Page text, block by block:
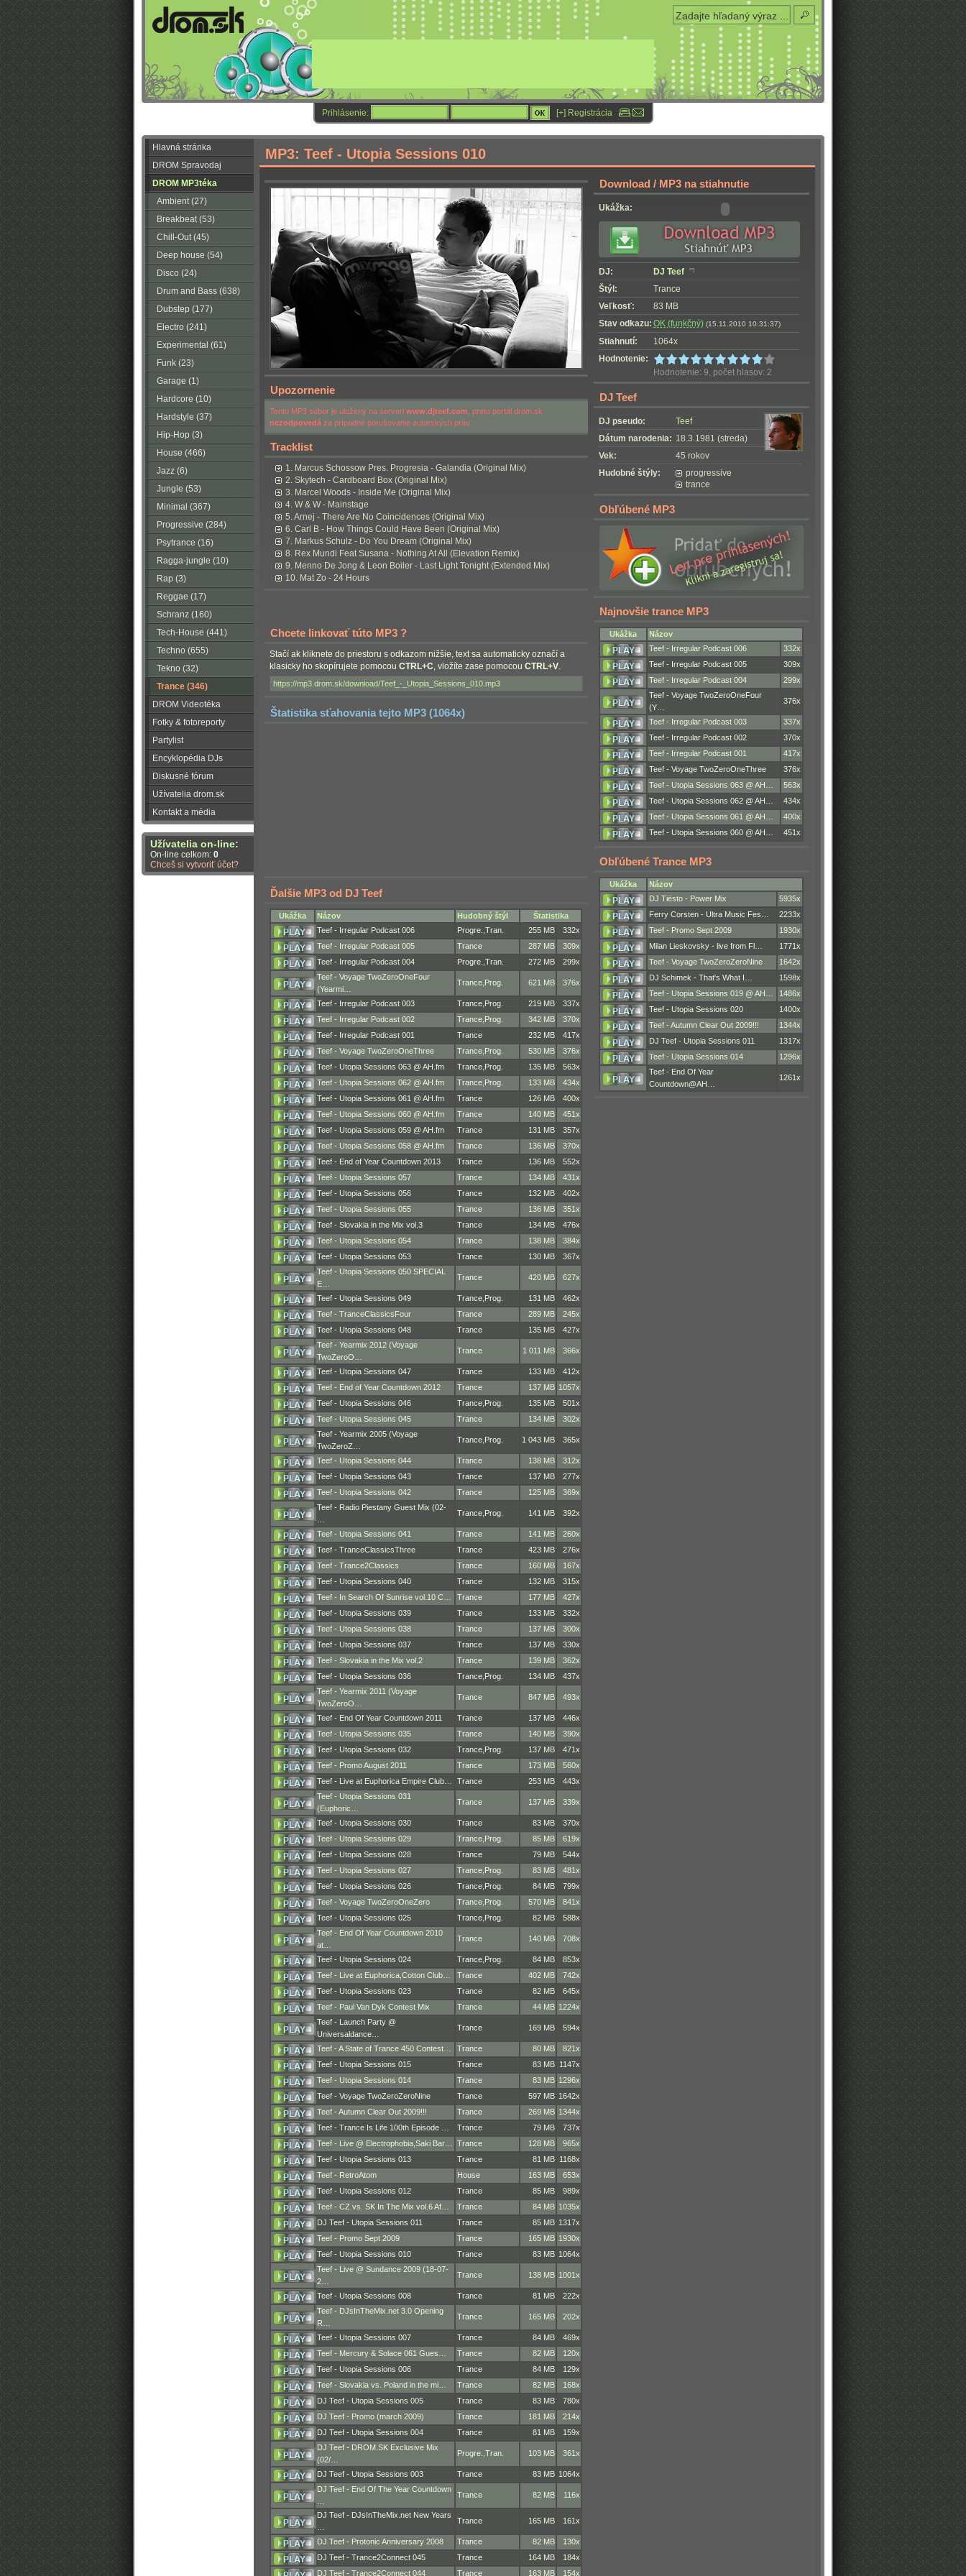
Prihlásenie: [+] Registrácia
Hlavná stránka
DROM Spravodaj
DROM MP3téka
Ambient (27)
Breakbeat (53)
Chill-Out (45)
Deep house (54)
Disco (24)
Drum and Bass (638)
Dubstep (177)
Electro (241)
Experimental (61)
Funk (23)
Garage (1)
Hardcore (10)
Hardstyle (37)
Hip-Hop (3)
House (466)
Jazz (6)
Jungle (53)
Minimal (367)
Progressive (284)
Psytrance (16)
Ragga-jungle (10)
Rap (3)
Reggae (17)
Schranz (160)
Tech-House (441)
Techno (655)
Tekno (32)
Trance (346)
DROM Videotéka
Fotky & fotoreporty
Partylist
Encyklopédia DJs
Diskusné fórum
Užívatelia drom.sk
Kontakt a média
Užívatelia on-line:
On-line celkom: 0
Chceš si vytvoriť účet?
MP3: Teef - Utopia Sessions 010
Upozornenie
Tento MP3 súbor je uložený na serveri www.djteef.com , preto portál drom.sk
nezodpovedá za prípadné porušovanie autorských práv.
Tracklist
1. Marcus Schossow Pres. Progresia - Galandia (Original Mix)
2. Skytech - Cardboard Box (Original Mix)
3. Marcel Woods - Inside Me (Original Mix)
4. W & W - Mainstage
5. Arnej - There Are No Coincidences (Original Mix)
6. Carl B - How Things Could Have Been (Original Mix)
7. Markus Schulz - Do You Dream (Original Mix)
8. Rex Mundi Feat Susana - Nothing At All (Elevation Remix)
9. Menno De Jong & Leon Boiler - Last Light Tonight (Extended Mix)
10. Mat Zo - 24 Hours
Chcete linkovať túto MP3 ?
Stačí ak kliknete do priestoru s odkazom nižšie, text sa automaticky označí a
klasicky ho skopírujete pomocou CTRL+C, vložíte zase pomocou CTRL+V.
Štatistika sťahovania tejto MP3 (1064x)
Ďalšie MP3 od DJ Teef
Ukážka Názov Hudobný štýl
Štatistika
Teef - Irregular Podcast 006
Progre. Tran. 255 MB
332x
Teef - Irregular Podcast 005
Trance 287 MB
309x
Teef - Irregular Podcast 004
Progre. Tran. 272 MB
299x
Teef - Voyage TwoZeroOneFour
(Yearmi…
Trance Prog. 621 MB 376x
Teef - Irregular Podcast 003 Trance Prog. 219 MB
337x
Teef - Irregular Podcast 002
Trance Prog. 342 MB
370x
Teef - Irregular Podcast 001
Trance 232 MB
417x
Teef - Voyage TwoZeroOneThree
Trance Prog. 530 MB
376x
Teef - Utopia Sessions 063 @ AH.fm
Trance Prog. 135 MB
563x
Teef - Utopia Sessions 062 @ AH.fm
Trance Prog. 133 MB
434x
Teef - Utopia Sessions 061 @ AH.fm
Trance 126 MB
400x
Teef - Utopia Sessions 060 @ AH.fm
Trance 140 MB
451x
Teef - Utopia Sessions 059 @ AH.fm
Trance 131 MB
357x
Teef - Utopia Sessions 058 @ AH.fm
Trance 136 MB
370x
Teef - End of Year Countdown 2013
Trance 136 MB
552x
Teef - Utopia Sessions 057
Trance 134 MB
431x
Teef - Utopia Sessions 056
Trance 132 MB
402x
Teef - Utopia Sessions 055
Trance 136 MB
351x
Teef - Slovakia in the Mix vol.3
Trance 134 MB
476x
Teef - Utopia Sessions 054
Trance 138 MB
384x
Teef - Utopia Sessions 053
Trance 130 MB
367x
Teef - Utopia Sessions 050 SPECIAL
E…
Trance 420 MB 627x
Teef - Utopia Sessions 049 Trance Prog. 131 MB
462x
Teef - TranceClassicsFour
Trance 289 MB
245x
Teef - Utopia Sessions 048
Trance 135 MB
427x
Teef - Yearmix 2012 (Voyage
TwoZeroO…
Trance 1 011 MB 366x
Teef - Utopia Sessions 047 Trance 133 MB
412x
Teef - End of Year Countdown 2012
Trance 137 MB 1057x
Teef - Utopia Sessions 046
Trance Prog. 135 MB
501x
Teef - Utopia Sessions 045
Trance 134 MB
302x
Teef - Yearmix 2005 (Voyage
TwoZeroZ…
Trance Prog. 1 043 MB 365x
Teef - Utopia Sessions 044 Trance 138 MB
312x
Teef - Utopia Sessions 043
Trance 137 MB
277x
Teef - Utopia Sessions 042
Trance 125 MB
369x
Teef - Radio Piestany Guest Mix (02-
Trance Prog. 141 MB 392x
Teef - Utopia Sessions 041 Trance 141 MB
260x
Teef - TranceClassicsThree
Trance 423 MB
276x
Teef - Trance2Classics
Trance 160 MB
167x
Teef - Utopia Sessions 040
Trance 132 MB
315x
Teef - In Search Of Sunrise vol.10 C…
Trance 177 MB
427x
Teef - Utopia Sessions 039
Trance 133 MB
332x
Teef - Utopia Sessions 038
Trance 137 MB
300x
Teef - Utopia Sessions 037
Trance 137 MB
330x
Teef - Slovakia in the Mix vol.2
Trance 139 MB
362x
Teef - Utopia Sessions 036
Trance Prog. 134 MB
437x
Teef - Yearmix 2011 (Voyage
TwoZeroO…
Trance 847 MB 493x
Teef - End Of Year Countdown 2011 Trance 137 MB
446x
Teef - Utopia Sessions 035
Trance 140 MB
390x
Teef - Utopia Sessions 032
Trance Prog. 137 MB
471x
Teef - Promo August 2011
Trance 173 MB
560x
Teef - Live at Euphorica Empire Club…
Trance 253 MB
443x
Teef - Utopia Sessions 031
(Euphoric…
Trance 137 MB 339x
Teef - Utopia Sessions 030 Trance 83 MB
370x
Teef - Utopia Sessions 029
Trance Prog. 85 MB
619x
Teef - Utopia Sessions 028
Trance 79 MB
544x
Teef - Utopia Sessions 027
Trance Prog. 83 MB
481x
Teef - Utopia Sessions 026
Trance Prog. 84 MB
799x
Teef - Voyage TwoZeroOneZero
Trance Prog. 570 MB
841x
Teef - Utopia Sessions 025
Trance Prog. 82 MB
588x
Teef - End Of Year Countdown 2010
at…
Trance 140 MB 708x
Teef - Utopia Sessions 024 Trance Prog. 84 MB
853x
Teef - Live at Euphorica,Cotton Club…
Trance 402 MB
742x
Teef - Utopia Sessions 023
Trance 82 MB
645x
Teef - Paul Van Dyk Contest Mix
Trance 44 MB 1224x
Teef - Launch Party @
Universaldance…
Trance 169 MB 594x
Teef - A State of Trance 450 Contest… Trance 80 MB
821x
Teef - Utopia Sessions 015
Trance 83 MB 1147x
Teef - Utopia Sessions 014
Trance 83 MB 1296x
Teef - Voyage TwoZeroZeroNine
Trance 597 MB 1642x
Teef - Autumn Clear Out 2009!!!
Trance 269 MB 1344x
Teef - Trance Is Life 100th Episode …
Trance 79 MB
737x
Teef - Live @ Electrophobia,Saki Bar…
Trance 128 MB
965x
Teef - Utopia Sessions 013
Trance 81 MB 1168x
Teef - RetroAtom
House 163 MB
653x
Teef - Utopia Sessions 012
Trance 85 MB
989x
Teef - CZ vs. SK In The Mix vol.6 Af…
Trance 84 MB 1035x
DJ Teef - Utopia Sessions 011
Trance 85 MB 1317x
Teef - Promo Sept 2009
Trance 165 MB 1930x
Teef - Utopia Sessions 010
Trance 83 MB 1064x
Teef - Live @ Sundance 2009 (18-07-
2…
Trance 138 MB 1001x
Teef - Utopia Sessions 008 Trance 81 MB
222x
Teef - DJsInTheMix.net 3.0 Opening
R…
Trance 165 MB 202x
Teef - Utopia Sessions 007 Trance 84 MB
469x
Teef - Mercury & Solace 061 Gues…
Trance 82 MB
120x
Teef - Utopia Sessions 006
Trance 84 MB
129x
Teef - Slovakia vs. Poland in the mi…
Trance 82 MB
168x
DJ Teef - Utopia Sessions 005
Trance 83 MB
780x
DJ Teef - Promo (march 2009)
Trance 181 MB
214x
DJ Teef - Utopia Sessions 004
Trance 81 MB
159x
DJ Teef - DROM.SK Exclusive Mix
(02/…
Progre. Tran. 103 MB 361x
DJ Teef - Utopia Sessions 003 Trance 83 MB 1064x
DJ Teef - End Of The Year Countdown
Trance 82 MB 116x
DJ Teef - DJsInTheMix.net New Years
Trance 165 MB 161x
DJ Teef - Protonic Anniversary 2008 Trance 82 MB
130x
DJ Teef - Trance2Connect 045
Trance 164 MB
184x
DJ Teef - Trance2Connect 044
Trance 163 MB 154x
Download / MP3 na stiahnutie
Ukážka:
DJ: DJ Teef
Štýl:
Trance
Veľkosť:
83 MB
Stav odkazu: OK (funkčný) (15.11.2010 10:31:37)
Stiahnutí:
1064x
Hodnotenie:
Hodnotenie: 9, počet hlasov: 2
DJ Teef
DJ pseudo:
Teef
Dátum narodenia: 18.3.1981 (streda)
Vek:
45 rokov
Hudobné štýly:
progressive
trance
Obľúbené MP3
Najnovšie trance MP3
Ukážka
Názov
Teef - Irregular Podcast 006
332x
Teef - Irregular Podcast 005
309x
Teef - Irregular Podcast 004
299x
Teef - Voyage TwoZeroOneFour
(Y…
376x
Teef - Irregular Podcast 003
337x
Teef - Irregular Podcast 002
370x
Teef - Irregular Podcast 001
417x
Teef - Voyage TwoZeroOneThree
376x
Teef - Utopia Sessions 063 @ AH…
563x
Teef - Utopia Sessions 062 @ AH…
434x
Teef - Utopia Sessions 061 @ AH…
400x
Teef - Utopia Sessions 060 @ AH…
451x
Obľúbené Trance MP3
Ukážka
Názov
DJ Tiësto - Power Mix
5935x
Ferry Corsten - Ultra Music Fes…
2233x
Teef - Promo Sept 2009
1930x
Milan Lieskovsky - live from Fl…
1771x
Teef - Voyage TwoZeroZeroNine
1642x
DJ Schimek - That's What I…
1598x
Teef - Utopia Sessions 019 @ AH…
1486x
Teef - Utopia Sessions 020
1400x
Teef - Autumn Clear Out 2009!!!
1344x
DJ Teef - Utopia Sessions 011
1317x
Teef - Utopia Sessions 014
1296x
Teef - End Of Year
Countdown@AH…
1261x